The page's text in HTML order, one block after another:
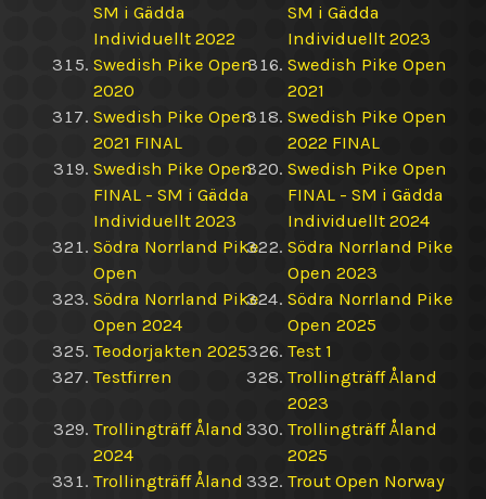
SM i Gädda
Individuellt 2022
SM i Gädda
Individuellt 2023
Swedish Pike Open
2020
Swedish Pike Open
2021
Swedish Pike Open
2021 FINAL
Swedish Pike Open
2022 FINAL
Swedish Pike Open
FINAL - SM i Gädda
Individuellt 2023
Swedish Pike Open
FINAL - SM i Gädda
Individuellt 2024
Södra Norrland Pike
Open
Södra Norrland Pike
Open 2023
Södra Norrland Pike
Open 2024
Södra Norrland Pike
Open 2025
Teodorjakten 2025
Test 1
Testfirren
Trollingträff Åland
2023
Trollingträff Åland
2024
Trollingträff Åland
2025
Trollingträff Åland
Trout Open Norway